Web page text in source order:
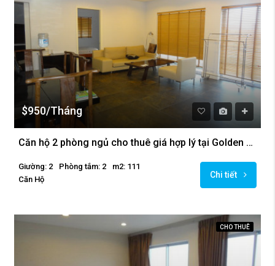
$950/Tháng
Căn hộ 2 phòng ngủ cho thuê giá hợp lý tại Golden Westlake
Giường: 2 Phòng tắm: 2
m2: 111
Căn Hộ
Chi tiết
CHO THUÊ